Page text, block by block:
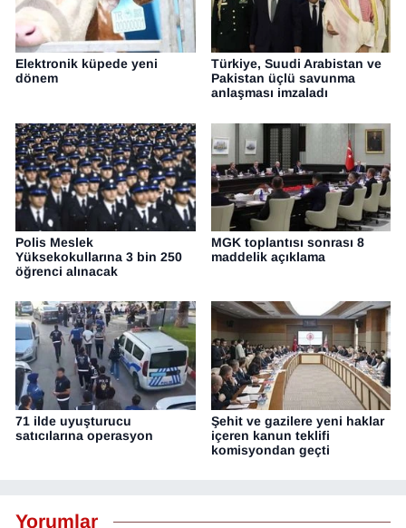
Elektronik küpede yeni
dönem
Türkiye, Suudi Arabistan ve
Pakistan üçlü savunma
anlaşması imzaladı
Polis Meslek
Yüksekokullarına 3 bin 250
öğrenci alınacak
MGK toplantısı sonrası 8
maddelik açıklama
71 ilde uyuşturucu
satıcılarına operasyon
Şehit ve gazilere yeni haklar
içeren kanun teklifi
komisyondan geçti
Yorumlar